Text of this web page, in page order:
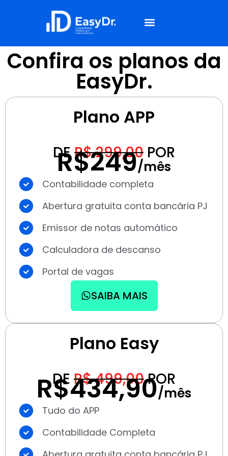
Confira os planos da
EasyDr.
Plano Easy
DE R$ 499,00POR
R$434,90/mês
Tudo do APP
Contabilidade Completa
Plano APP
DER$ 299,00 POR
R$249/mês
Contabilidade completa
Abertura gratuita conta bancária PJ
Emissor de notas automático
Calculadora de descanso
Portal de vagas
SAIBA MAIS